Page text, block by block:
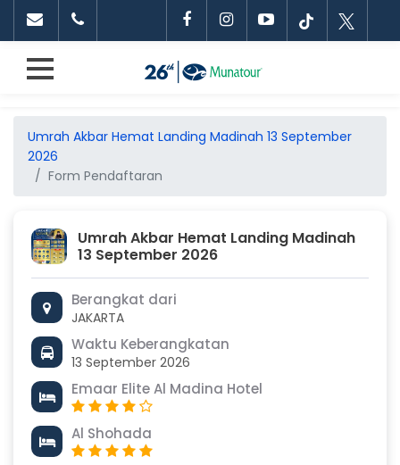
Umrah Akbar Hemat Landing Madinah 13 September
2026
Form Pendaftaran
Umrah Akbar Hemat Landing Madinah
13 September 2026
Berangkat dari
JAKARTA
Waktu Keberangkatan
13 September 2026
Emaar Elite Al Madina Hotel
Al Shohada